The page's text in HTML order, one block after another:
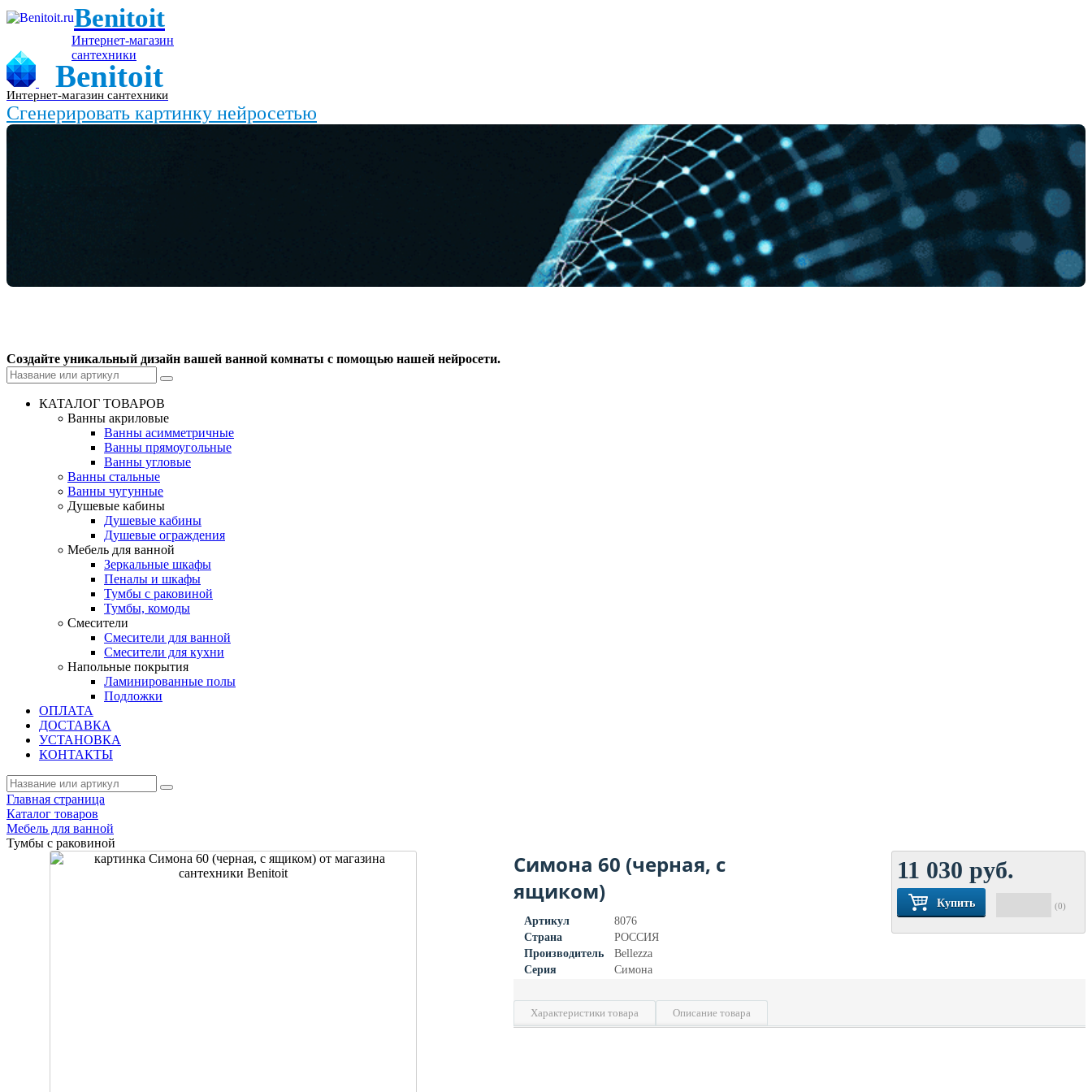
Benitoit
Интернет-магазин
сантехники
Benitoit
Интернет-магазин сантехники
Сгенерировать картинку нейросетью
Создайте уникальный дизайн вашей ванной комнаты с помощью нашей нейросети.
КАТАЛОГ ТОВАРОВ
Ванны акриловые
Ванны асимметричные
Ванны прямоугольные
Ванны угловые
Ванны стальные
Ванны чугунные
Душевые кабины
Душевые кабины
Душевые ограждения
Мебель для ванной
Зеркальные шкафы
Пеналы и шкафы
Тумбы с раковиной
Тумбы, комоды
Смесители
Смесители для ванной
Смесители для кухни
Напольные покрытия
Ламинированные полы
Подложки
ОПЛАТА
ДОСТАВКА
УСТАНОВКА
КОНТАКТЫ
Главная страница
Каталог товаров
Мебель для ванной
Тумбы с раковиной
11 030 руб.
Купить (0)
Симона 60 (черная, с
ящиком)
Артикул
8076
Страна
РОССИЯ
Производитель
Bellezza
Серия
Симона
Характеристики товара Описание товара